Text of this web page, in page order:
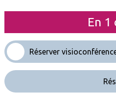
En 1
Réserver